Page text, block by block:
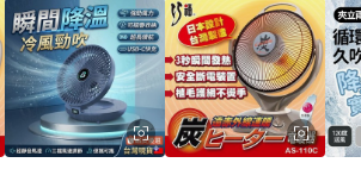
運費/購物金/超贈點/福利金/紅利折抵/折
大宗採購或批發轉賣不具回饋資格： 如
採購、批發轉賣而非最終消費使用者，
心之認定為準